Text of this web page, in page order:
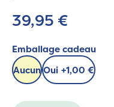
39,95 €
Emballage cadeau
AucunOui +1,00 €